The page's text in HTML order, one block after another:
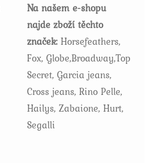
na
stránce
produktu
Na našem e-shopu
najde zboží těchto
značek: Horsefeathers,
Fox, Globe,Broadway,Top
Secret, Garcia jeans,
Cross jeans, Rino Pelle,
Hailys, Zabaione, Hurt,
Segalli